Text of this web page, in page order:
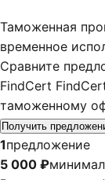
Таможенная
временное
Сравните
FindCert
таможенному
Получить
1предложение
5 000 ₽